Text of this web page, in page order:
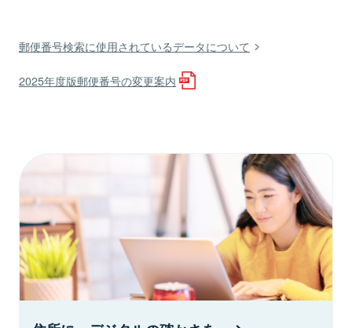
郵便番号検索に使用されているデータについて
2025年度版郵便番号の変更案内